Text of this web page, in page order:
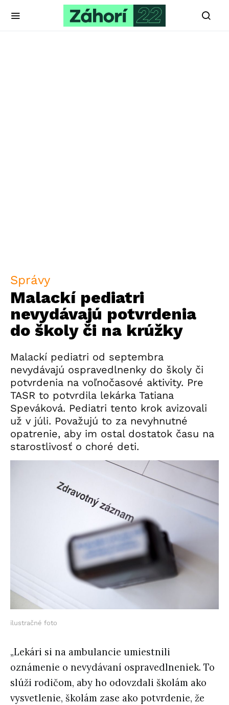
Správy
Malackí pediatri
nevydávajú potvrdenia
do školy či na krúžky
Malackí pediatri od septembra
nevydávajú ospravedlnenky do školy či
potvrdenia na voľnočasové aktivity. Pre
TASR to potvrdila lekárka Tatiana
Speváková. Pediatri tento krok avizovali
už v júli. Považujú to za nevyhnutné
opatrenie, aby im ostal dostatok času na
starostlivosť o choré deti.
ilustračné foto
„Lekári si na ambulancie umiestnili
oznámenie o nevydávaní ospravedlneniek. To
slúži rodičom, aby ho odovzdali školám ako
vysvetlenie, školám zase ako potvrdenie, že